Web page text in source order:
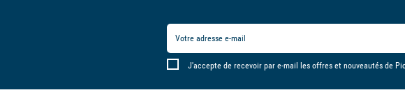
J'accepte de recevoir par e-mail les offres et nouveautés de